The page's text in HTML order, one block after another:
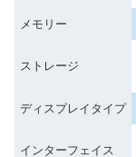
メモリー
ストレージ
ディスプレイタイプ
インターフェイス